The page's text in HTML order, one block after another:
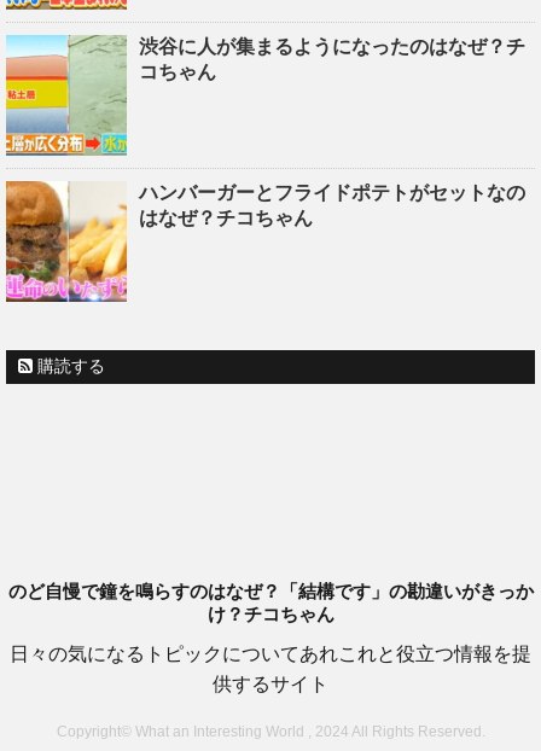
渋谷に人が集まるようになったのはなぜ？チ
コちゃん
ハンバーガーとフライドポテトがセットなの
はなぜ？チコちゃん
購読する
のど自慢で鐘を鳴らすのはなぜ？「結構です」の勘違いがきっか
け？チコちゃん
日々の気になるトピックについてあれこれと役立つ情報を提
供するサイト
Copyright© What an Interesting World , 2024 All Rights Reserved.